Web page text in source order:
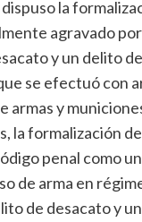
la
agravado
y un delito
se efectuó con
y
la formalización
penal como
de arma en
de desacato y